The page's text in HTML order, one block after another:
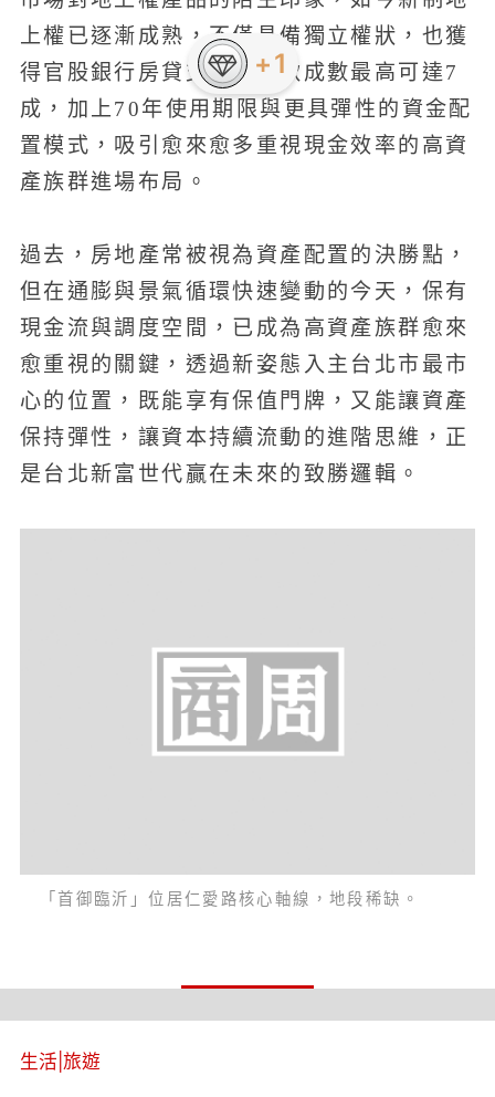
上權已逐漸成熟，不僅具備獨立權狀，也獲
得官股銀行房貸支持，貸款成數最高可達7
成，加上70年使用期限與更具彈性的資金配
置模式，吸引愈來愈多重視現金效率的高資
產族群進場布局。
過去，房地產常被視為資產配置的決勝點，
但在通膨與景氣循環快速變動的今天，保有
現金流與調度空間，已成為高資產族群愈來
愈重視的關鍵，透過新姿態入主台北市最市
心的位置，既能享有保值門牌，又能讓資產
保持彈性，讓資本持續流動的進階思維，正
是台北新富世代贏在未來的致勝邏輯。
「首御臨沂」位居仁愛路核心軸線，地段稀缺。
生活 旅遊
+1